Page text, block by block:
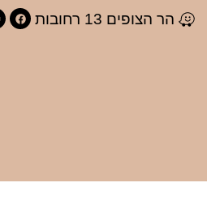
הר הצופים 13 רחובות